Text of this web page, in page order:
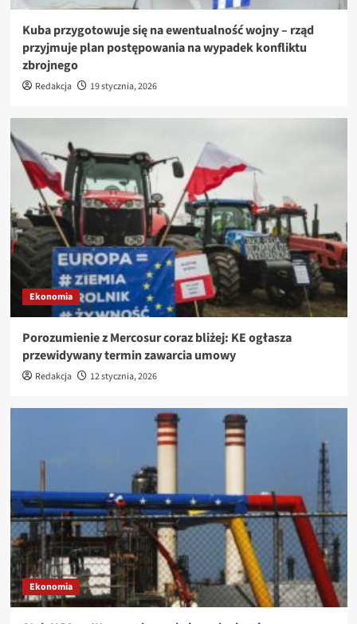
Kuba przygotowuje się na ewentualność wojny – rząd
przyjmuje plan postępowania na wypadek konfliktu
zbrojnego
Redakcja 19 stycznia, 2026
Ekonomia
Porozumienie z Mercosur coraz bliżej: KE ogłasza
przewidywany termin zawarcia umowy
Redakcja 12 stycznia, 2026
Ekonomia